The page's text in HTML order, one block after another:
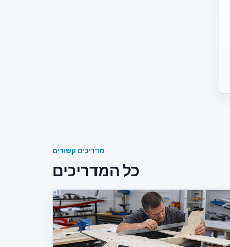
מדריכים קשורים
כל המדריכים